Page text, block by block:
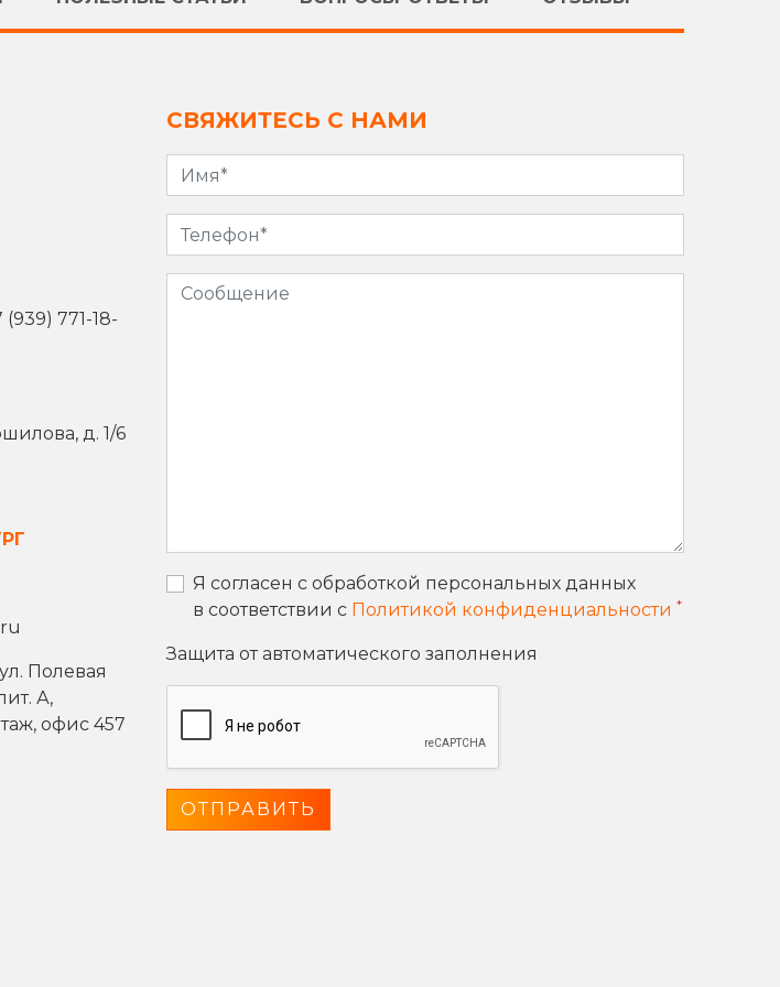
(939) 771-18-
д. 1/6
Полевая
А,
офис 457
СВЯЖИТЕСЬ С НАМИ
Я согласен с обработкой персональных данных
в соответствии с Политикой конфиденциальности *
Защита от автоматического заполнения